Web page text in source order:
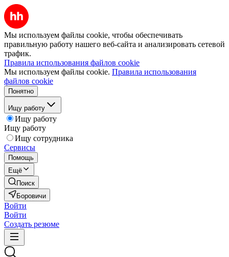
Мы используем файлы cookie, чтобы обеспечивать
правильную работу нашего веб-сайта и анализировать сетевой
трафик.
Правила использования файлов cookie
Мы используем файлы cookie. Правила использования
файлов cookie
Понятно
Ищу работу
Ищу работу
Ищу работу
Ищу сотрудника
Сервисы
Помощь
Ещё
Поиск
Боровичи
Войти
Войти
Создать резюме